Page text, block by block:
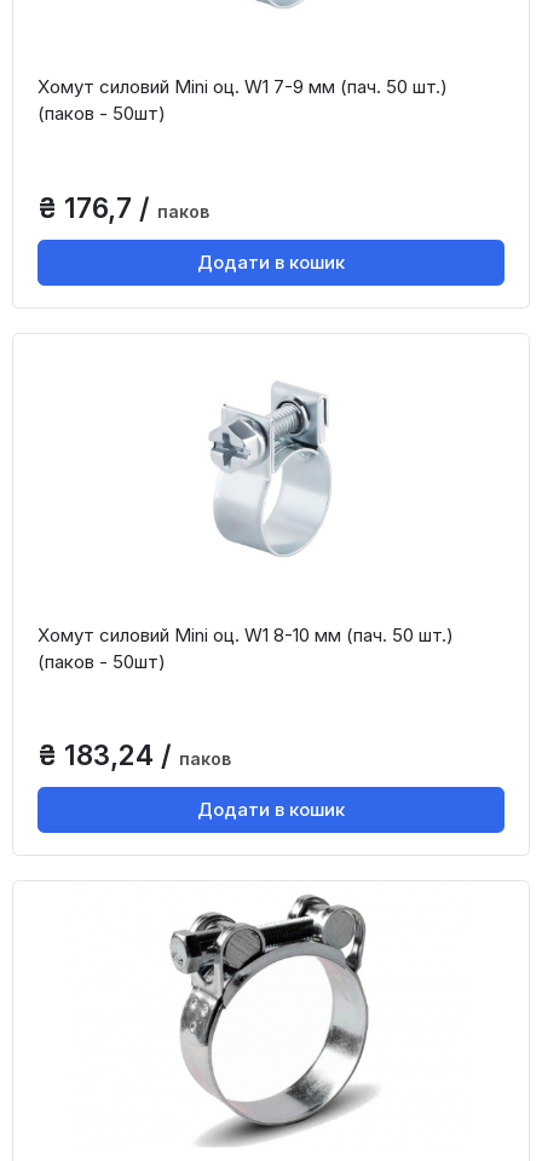
Хомут силовий Mini оц. W1 7-9 мм (пач. 50 шт.)
(паков - 50шт)
₴ 176,7 / паков
Додати в кошик
Хомут силовий Mini оц. W1 8-10 мм (пач. 50 шт.)
(паков - 50шт)
₴ 183,24 / паков
Додати в кошик